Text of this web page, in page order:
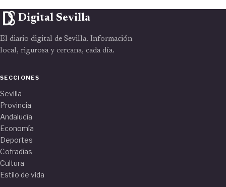
Digital Sevilla
El diario digital de Sevilla. Información
local, rigurosa y cercana, cada día.
SECCIONES
Sevilla
Provincia
Andalucía
Economía
Deportes
Cofradías
Cultura
Estilo de vida